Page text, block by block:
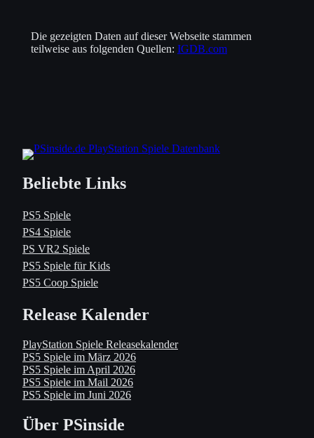
Die gezeigten Daten auf dieser Webseite stammen
teilweise aus folgenden Quellen: IGDB.com
Beliebte Links
PS5 Spiele
PS4 Spiele
PS VR2 Spiele
PS5 Spiele für Kids
PS5 Coop Spiele
Release Kalender
PlayStation Spiele Releasekalender
PS5 Spiele im März 2026
PS5 Spiele im April 2026
PS5 Spiele im Mail 2026
PS5 Spiele im Juni 2026
Über PSinside